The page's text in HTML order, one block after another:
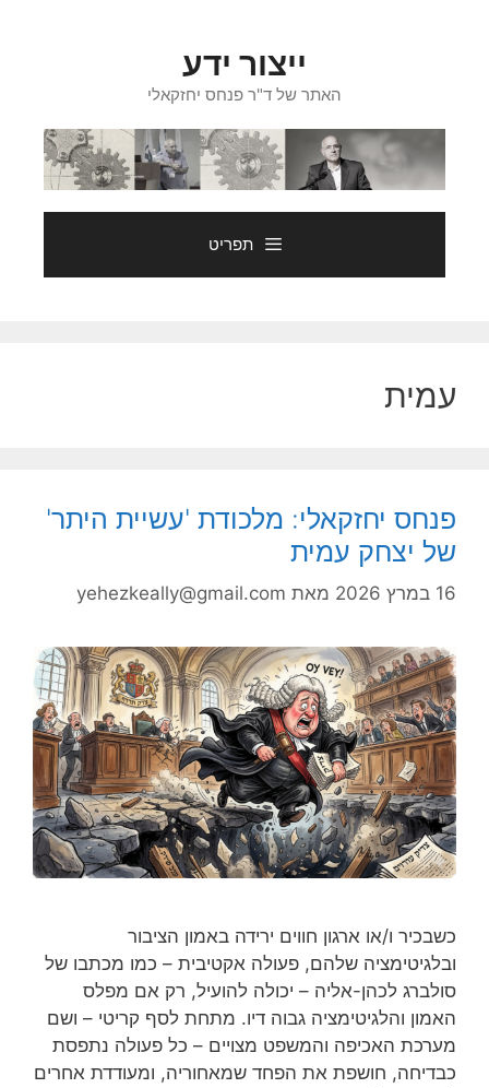
ייצור ידע
האתר של ד"ר פנחס יחזקאלי
תפריט
עמית
פנחס יחזקאלי: מלכודת 'עשיית היתר'
של יצחק עמית
16 במרץ 2026 מאת yehezkeally@gmail.com
כשבכיר ו/או ארגון חווים ירידה באמון הציבור
ובלגיטימציה שלהם, פעולה אקטיבית – כמו מכתבו של
סולברג לכהן-אליה – יכולה להועיל, רק אם מפלס
האמון והלגיטימציה גבוה דיו. מתחת לסף קריטי – ושם
מערכת האכיפה והמשפט מצויים – כל פעולה נתפסת
כבדיחה, חושפת את הפחד שמאחוריה, ומעודדת אחרים